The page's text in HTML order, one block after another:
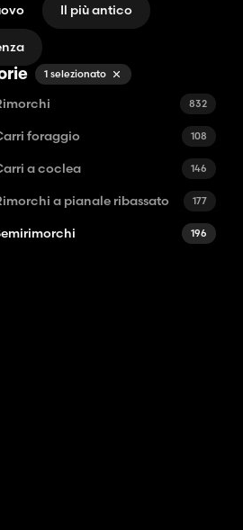
Il più antico
1 selezionato
832
foraggio 108
a coclea 146
a pianale ribassato 177
196